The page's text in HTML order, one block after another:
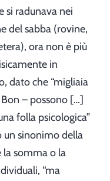
si radunava nei
del sabba (rovine,
ora non è più
in
dato che “migliaia
– possono […]
folla psicologica”
un sinonimo della
la somma o la
“ma